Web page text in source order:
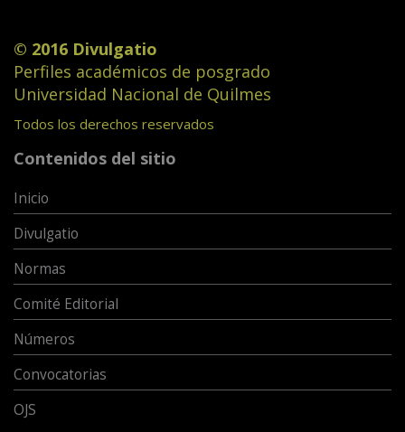
© 2016 Divulgatio
Perfiles académicos de posgrado
Universidad Nacional de Quilmes
Todos los derechos reservados
Contenidos del sitio
Inicio
Divulgatio
Normas
Comité Editorial
Números
Convocatorias
OJS